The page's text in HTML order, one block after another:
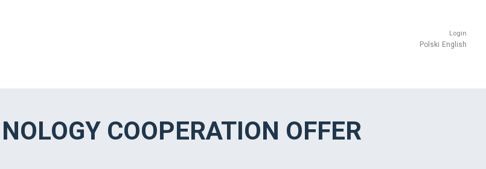
Login
Polski English
COOPERATION OFFER